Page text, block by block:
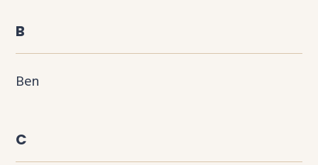
B
Ben
C